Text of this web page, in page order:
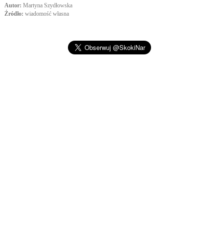
Autor: Martyna Szydłowska
Źródło: wiadomość własna